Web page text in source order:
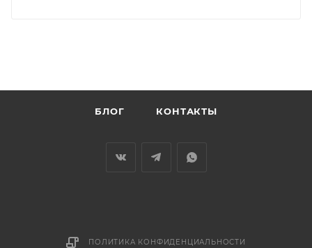
БЛОГ КОНТАКТЫ
ПОЛИТИКА КОНФИДЕНЦИАЛЬНОСТИ